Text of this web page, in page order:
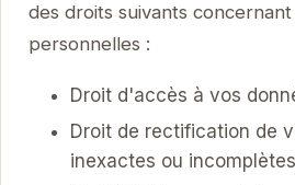
des droits suivants
personnelles :
Droit d'accès à vos
Droit de rectification de
inexactes ou